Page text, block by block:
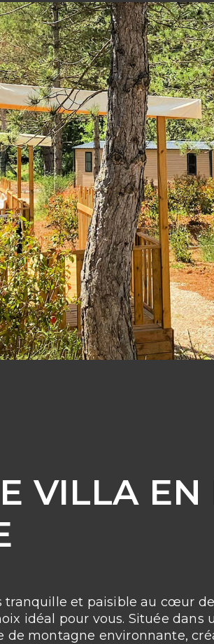
VILLA
tranquille et paisible au cœur
idéal pour vous. Située
de montagne environnante,